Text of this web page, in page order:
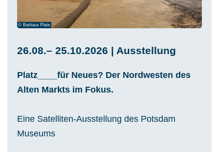
© Barbara Plate
26.08.– 25.10.2026 | Ausstellung
Platz____für Neues? Der Nordwesten des
Alten Markts im Fokus.
Eine Satelliten-Ausstellung des Potsdam
Museums